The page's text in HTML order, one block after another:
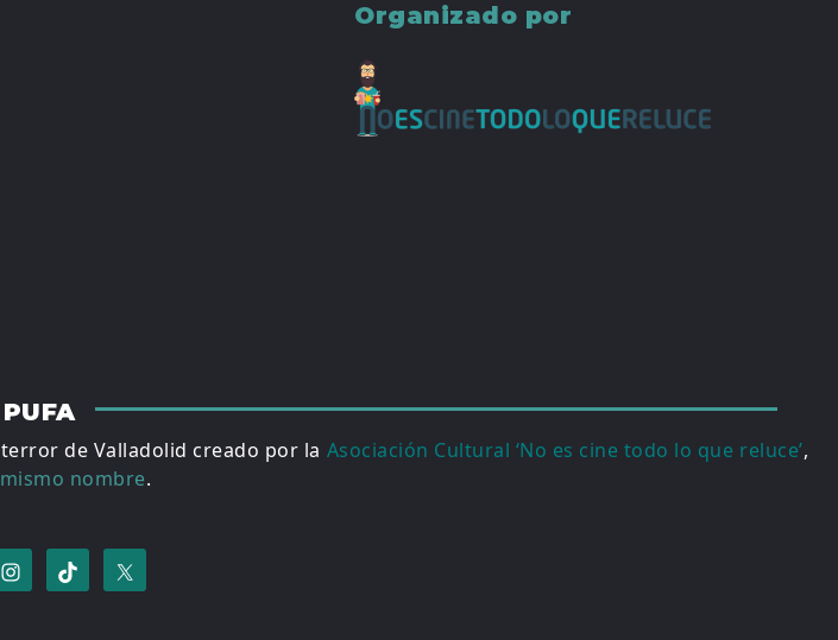
Organizado por
PUFA
de Valladolid creado por la Asociación Cultural ‘No es cine todo lo que reluce’,
mismo nombre.